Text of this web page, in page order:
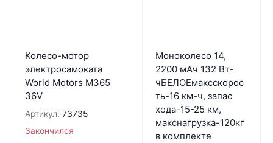
Колесо-мотор
электросамоката
World Motors М365
36V
Артикул: 73735
Закончился
Моноколесо 14,
2200 мАч 132 Вт-
чБЕЛОЕмаксскорос
ть-16 км-ч, запас
хода-15-25 км,
макснагрузка-120кг
в комплекте